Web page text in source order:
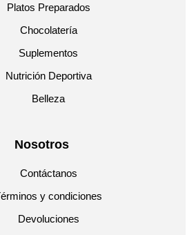
Platos Preparados
Chocolatería
Suplementos
Nutrición Deportiva
Belleza
Nosotros
Contáctanos
y condiciones
Devoluciones